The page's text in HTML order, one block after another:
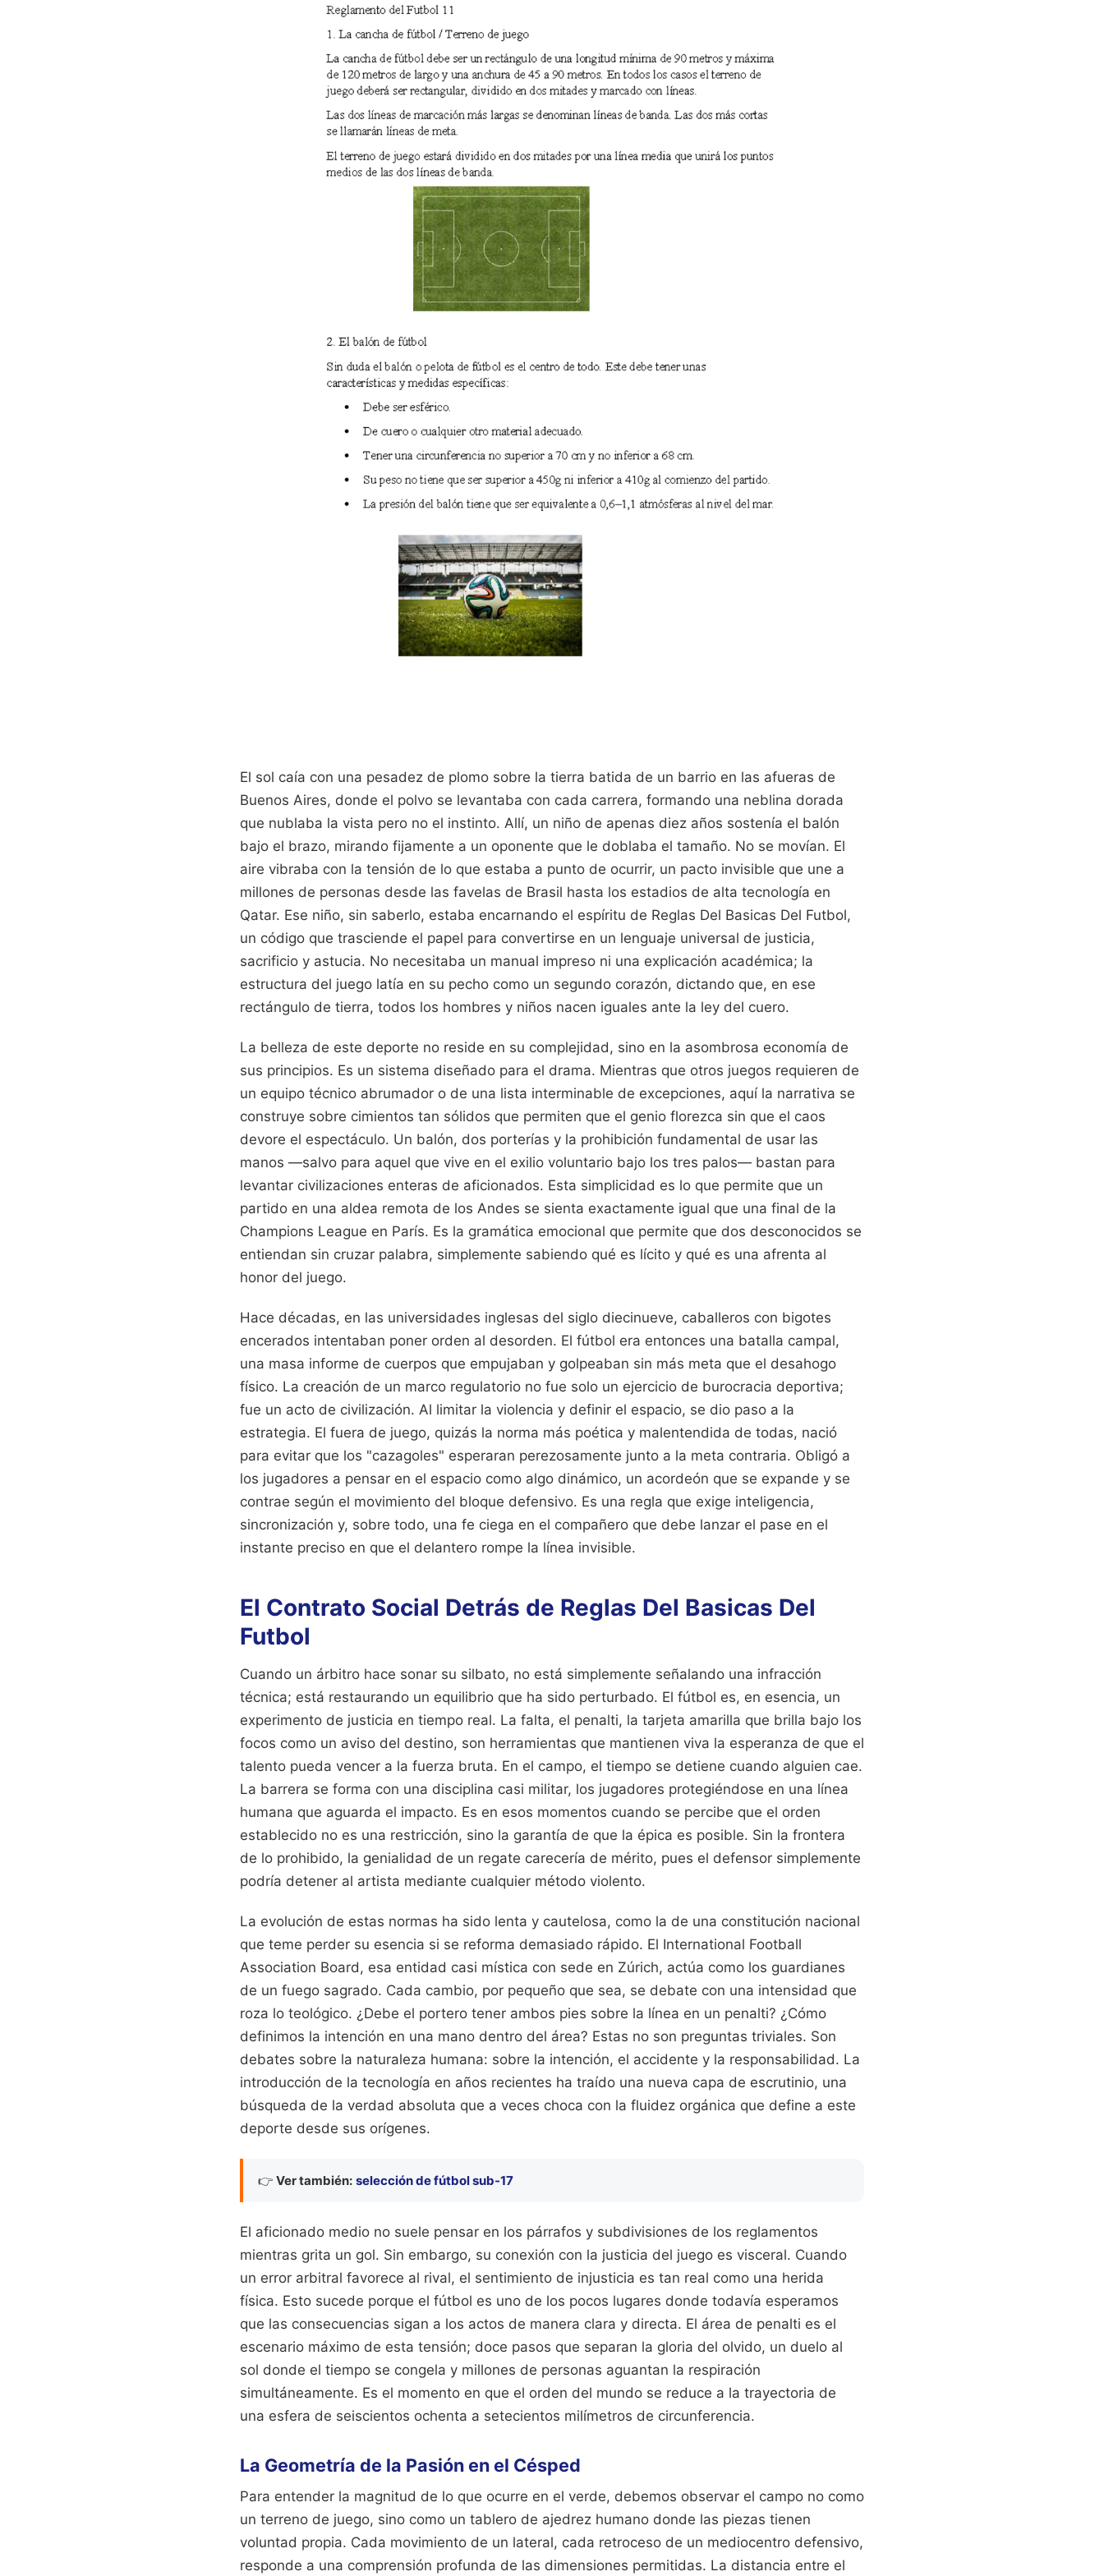
El sol caía con una pesadez de plomo sobre la tierra batida de un barrio en las afueras de
Buenos Aires, donde el polvo se levantaba con cada carrera, formando una neblina dorada
que nublaba la vista pero no el instinto. Allí, un niño de apenas diez años sostenía el balón
bajo el brazo, mirando fijamente a un oponente que le doblaba el tamaño. No se movían. El
aire vibraba con la tensión de lo que estaba a punto de ocurrir, un pacto invisible que une a
millones de personas desde las favelas de Brasil hasta los estadios de alta tecnología en
Qatar. Ese niño, sin saberlo, estaba encarnando el espíritu de Reglas Del Basicas Del Futbol,
un código que trasciende el papel para convertirse en un lenguaje universal de justicia,
sacrificio y astucia. No necesitaba un manual impreso ni una explicación académica; la
estructura del juego latía en su pecho como un segundo corazón, dictando que, en ese
rectángulo de tierra, todos los hombres y niños nacen iguales ante la ley del cuero.
La belleza de este deporte no reside en su complejidad, sino en la asombrosa economía de
sus principios. Es un sistema diseñado para el drama. Mientras que otros juegos requieren de
un equipo técnico abrumador o de una lista interminable de excepciones, aquí la narrativa se
construye sobre cimientos tan sólidos que permiten que el genio florezca sin que el caos
devore el espectáculo. Un balón, dos porterías y la prohibición fundamental de usar las
manos —salvo para aquel que vive en el exilio voluntario bajo los tres palos— bastan para
levantar civilizaciones enteras de aficionados. Esta simplicidad es lo que permite que un
partido en una aldea remota de los Andes se sienta exactamente igual que una final de la
Champions League en París. Es la gramática emocional que permite que dos desconocidos se
entiendan sin cruzar palabra, simplemente sabiendo qué es lícito y qué es una afrenta al
honor del juego.
Hace décadas, en las universidades inglesas del siglo diecinueve, caballeros con bigotes
encerados intentaban poner orden al desorden. El fútbol era entonces una batalla campal,
una masa informe de cuerpos que empujaban y golpeaban sin más meta que el desahogo
físico. La creación de un marco regulatorio no fue solo un ejercicio de burocracia deportiva;
fue un acto de civilización. Al limitar la violencia y definir el espacio, se dio paso a la
estrategia. El fuera de juego, quizás la norma más poética y malentendida de todas, nació
para evitar que los "cazagoles" esperaran perezosamente junto a la meta contraria. Obligó a
los jugadores a pensar en el espacio como algo dinámico, un acordeón que se expande y se
contrae según el movimiento del bloque defensivo. Es una regla que exige inteligencia,
sincronización y, sobre todo, una fe ciega en el compañero que debe lanzar el pase en el
instante preciso en que el delantero rompe la línea invisible.
El Contrato Social Detrás de Reglas Del Basicas Del
Futbol
Cuando un árbitro hace sonar su silbato, no está simplemente señalando una infracción
técnica; está restaurando un equilibrio que ha sido perturbado. El fútbol es, en esencia, un
experimento de justicia en tiempo real. La falta, el penalti, la tarjeta amarilla que brilla bajo los
focos como un aviso del destino, son herramientas que mantienen viva la esperanza de que el
talento pueda vencer a la fuerza bruta. En el campo, el tiempo se detiene cuando alguien cae.
La barrera se forma con una disciplina casi militar, los jugadores protegiéndose en una línea
humana que aguarda el impacto. Es en esos momentos cuando se percibe que el orden
establecido no es una restricción, sino la garantía de que la épica es posible. Sin la frontera
de lo prohibido, la genialidad de un regate carecería de mérito, pues el defensor simplemente
podría detener al artista mediante cualquier método violento.
La evolución de estas normas ha sido lenta y cautelosa, como la de una constitución nacional
que teme perder su esencia si se reforma demasiado rápido. El International Football
Association Board, esa entidad casi mística con sede en Zúrich, actúa como los guardianes
de un fuego sagrado. Cada cambio, por pequeño que sea, se debate con una intensidad que
roza lo teológico. ¿Debe el portero tener ambos pies sobre la línea en un penalti? ¿Cómo
definimos la intención en una mano dentro del área? Estas no son preguntas triviales. Son
debates sobre la naturaleza humana: sobre la intención, el accidente y la responsabilidad. La
introducción de la tecnología en años recientes ha traído una nueva capa de escrutinio, una
búsqueda de la verdad absoluta que a veces choca con la fluidez orgánica que define a este
deporte desde sus orígenes.
👉 Ver también: selección de fútbol sub-17
El aficionado medio no suele pensar en los párrafos y subdivisiones de los reglamentos
mientras grita un gol. Sin embargo, su conexión con la justicia del juego es visceral. Cuando
un error arbitral favorece al rival, el sentimiento de injusticia es tan real como una herida
física. Esto sucede porque el fútbol es uno de los pocos lugares donde todavía esperamos
que las consecuencias sigan a los actos de manera clara y directa. El área de penalti es el
escenario máximo de esta tensión; doce pasos que separan la gloria del olvido, un duelo al
sol donde el tiempo se congela y millones de personas aguantan la respiración
simultáneamente. Es el momento en que el orden del mundo se reduce a la trayectoria de
una esfera de seiscientos ochenta a setecientos milímetros de circunferencia.
La Geometría de la Pasión en el Césped
Para entender la magnitud de lo que ocurre en el verde, debemos observar el campo no como
un terreno de juego, sino como un tablero de ajedrez humano donde las piezas tienen
voluntad propia. Cada movimiento de un lateral, cada retroceso de un mediocentro defensivo,
responde a una comprensión profunda de las dimensiones permitidas. La distancia entre el